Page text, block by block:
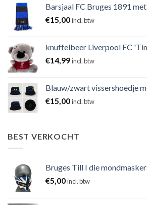
Barsjaal FC Bruges 1891
€15,00incl. btw
knuffelbeer Liverpool FC
€14,99incl. btw
Blauw/zwart vissershoedje
€15,00incl. btw
BEST VERKOCHT
Bruges Till I die
€5,00incl. btw